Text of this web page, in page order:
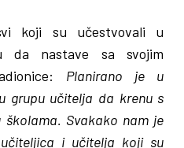
koji su učestvovali u
da nastave sa svojim
Planirano je u
grupu učitelja da krenu s
Svakako nam je
i učitelja koji su